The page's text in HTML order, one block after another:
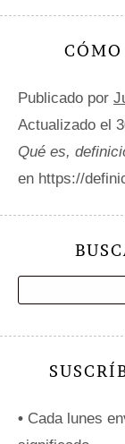
Publicado por
Actualizado el
Qué es,
en https://
• Cada lunes